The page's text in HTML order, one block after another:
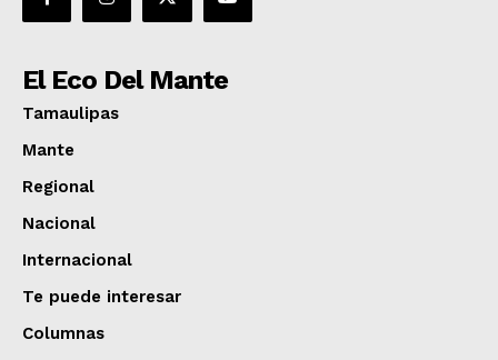
El Eco Del Mante
Tamaulipas
Mante
Regional
Nacional
Internacional
Te puede interesar
Columnas